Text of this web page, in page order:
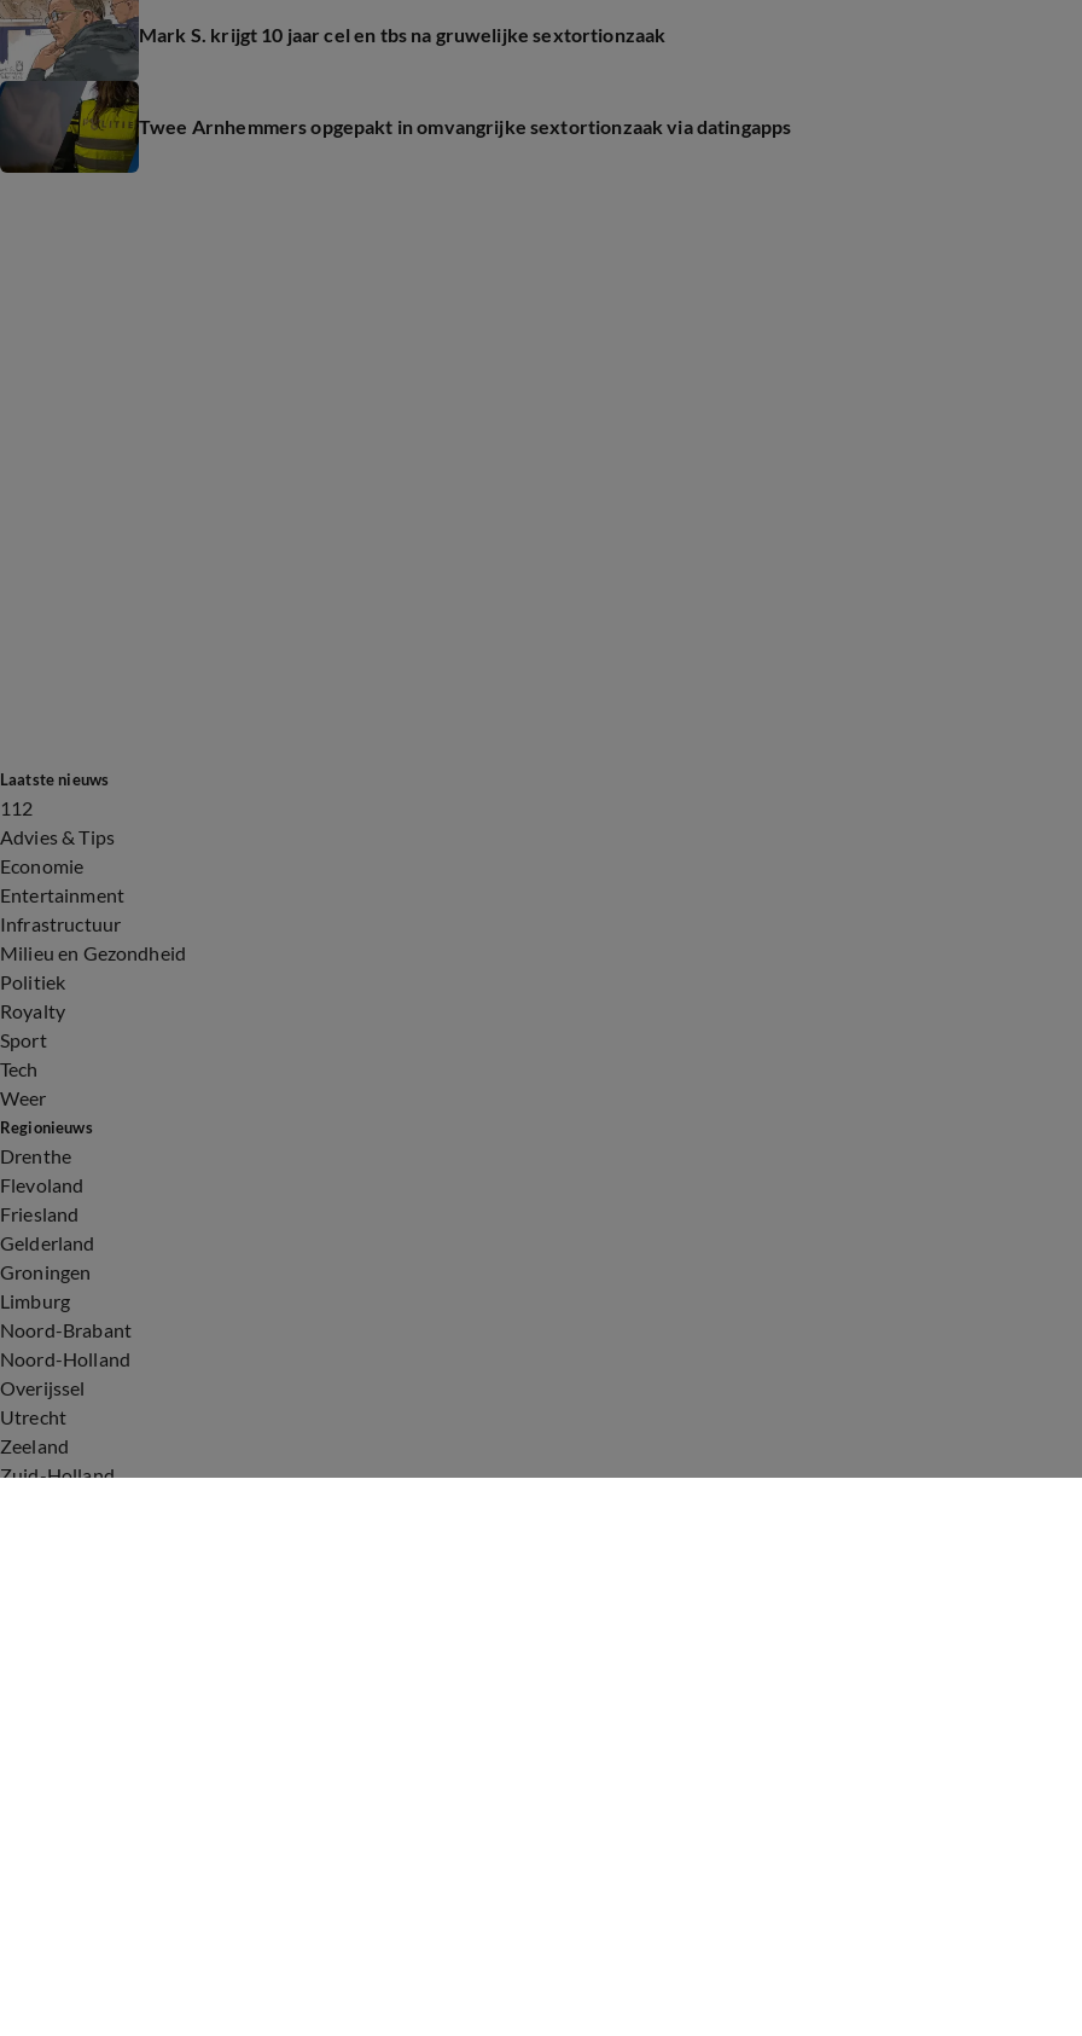
Mark S. krijgt 10 jaar cel en tbs na gruwelijke sextortionzaak
Twee Arnhemmers opgepakt in omvangrijke sextortionzaak via datingapps
Laatste nieuws
112
Advies & Tips
Economie
Entertainment
Infrastructuur
Milieu en Gezondheid
Politiek
Royalty
Sport
Tech
Weer
Regionieuws
Drenthe
Flevoland
Friesland
Gelderland
Groningen
Limburg
Noord-Brabant
Noord-Holland
Overijssel
Utrecht
Zeeland
Zuid-Holland